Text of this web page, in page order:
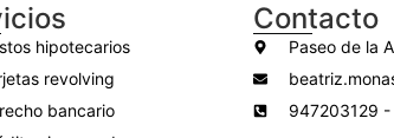
hipotecarios
revolving
bancario
Contacto
Paseo de la
947203129